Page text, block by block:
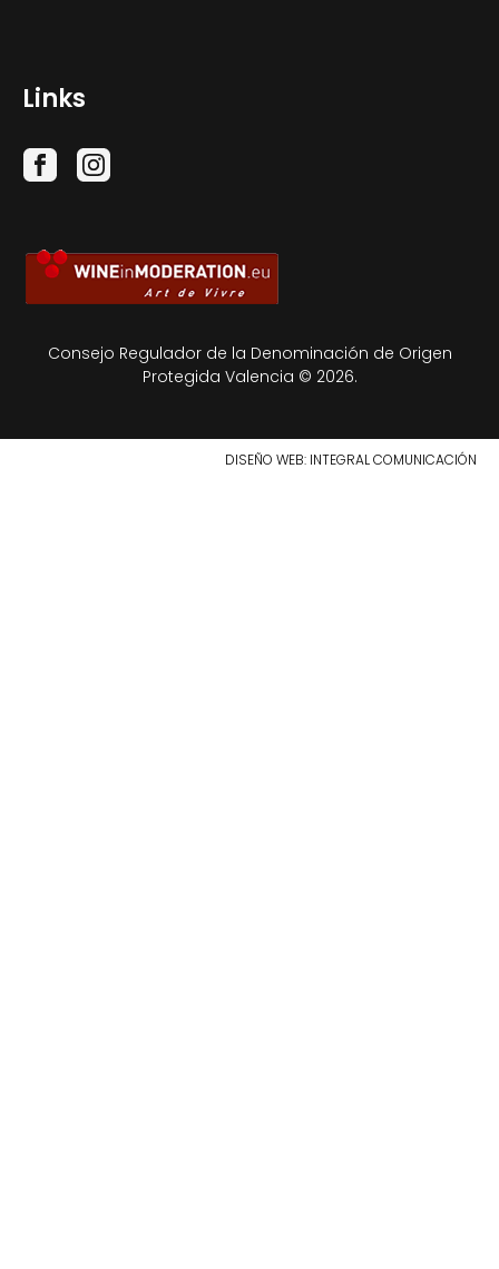
Links
Consejo Regulador de la Denominación de Origen
Protegida Valencia © 2026.
DISEÑO WEB: INTEGRAL COMUNICACIÓN